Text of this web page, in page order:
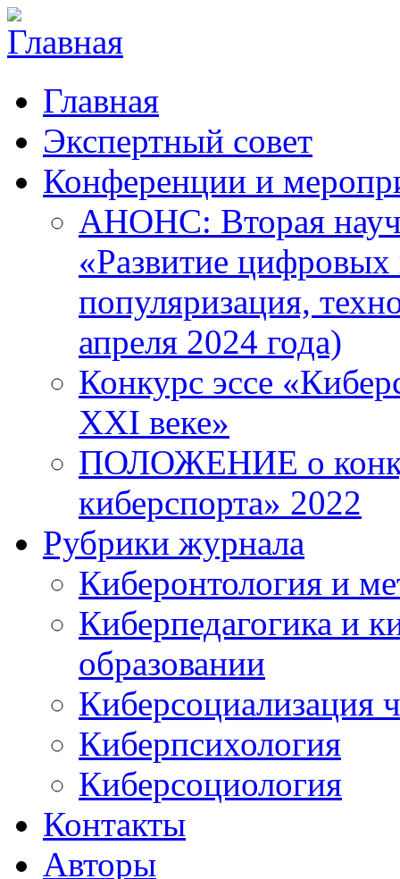
Главная
Экспертный совет
Конференции и
АНОНС: Вторая
«Развитие цифровых
популяризация,
апреля 2024 года)
Конкурс эссе
XXI веке»
ПОЛОЖЕНИЕ о
киберспорта» 2022
Рубрики журнала
Киберонтология и
Киберпедагогика и
образовании
Киберсоциализация
Киберпсихология
Киберсоциология
Контакты
Авторы